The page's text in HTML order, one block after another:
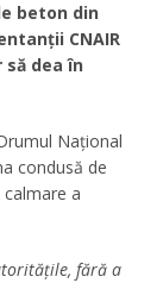
beton din
CNAIR
dea în
Național
condusă de
a
fără a